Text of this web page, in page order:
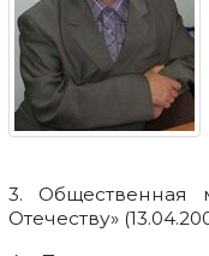
3. Общественная
Отечеству»